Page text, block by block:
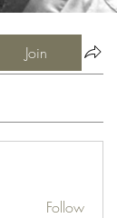
Join
Follow